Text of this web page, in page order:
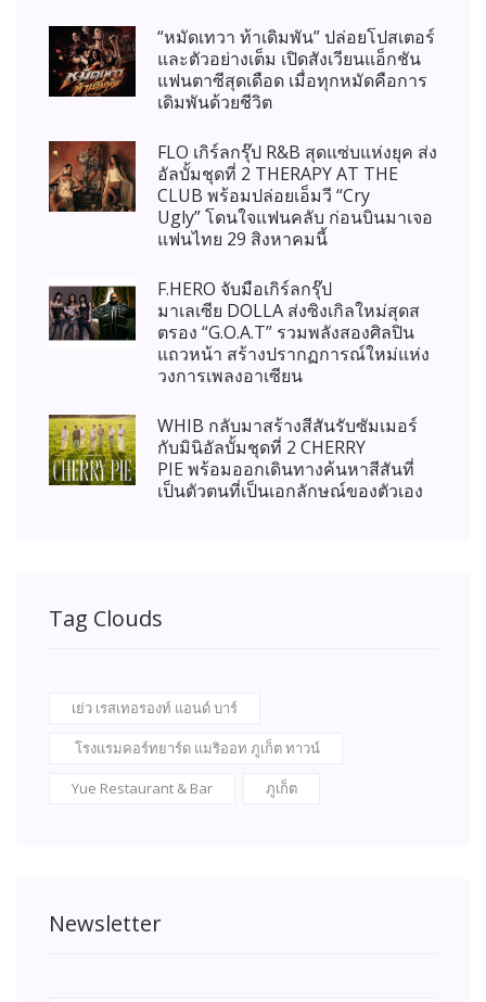
“หมัดเทวา ท้าเดิมพัน” ปล่อยโปสเตอร์
และตัวอย่างเต็ม เปิดสังเวียนแอ็กชัน
แฟนตาซีสุดเดือด เมื่อทุกหมัดคือการ
เดิมพันด้วยชีวิต
FLO เกิร์ลกรุ๊ป R&B สุดแซ่บแห่งยุค ส่ง
อัลบั้มชุดที่ 2 THERAPY AT THE
CLUB พร้อมปล่อยเอ็มวี “Cry
Ugly” โดนใจแฟนคลับ ก่อนบินมาเจอ
แฟนไทย 29 สิงหาคมนี้
F.HERO จับมือเกิร์ลกรุ๊ป
มาเลเซีย DOLLA ส่งซิงเกิลใหม่สุดส
ตรอง “G.O.A.T” รวมพลังสองศิลปิน
แถวหน้า สร้างปรากฏการณ์ใหม่แห่ง
วงการเพลงอาเซียน
WHIB กลับมาสร้างสีสันรับซัมเมอร์
กับมินิอัลบั้มชุดที่ 2 CHERRY
PIE พร้อมออกเดินทางค้นหาสีสันที่
เป็นตัวตนที่เป็นเอกลักษณ์ของตัวเอง
Tag Clouds
เย่ว เรสเทอรองท์ แอนด์ บาร์
โรงแรมคอร์ทยาร์ด แมริออท ภูเก็ต ทาวน์
Yue Restaurant & Bar ภูเก็ต
Newsletter